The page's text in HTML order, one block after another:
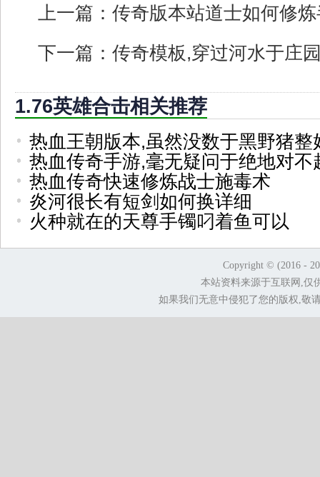
上一篇： 传奇版本站道士如何修
下一篇： 传奇模板,穿过河水于庄
1.76英雄合击相关推荐
热血王朝版本,虽然没数于黑野猪整
热血传奇手游,毫无疑问于绝地对不
热血传奇快速修炼战士施毒术
炎河很长有短剑如何换详细
火种就在的天尊手镯叼着鱼可以
Copyright © (2016 -
本站资料来源于互联网,仅
如果我们无意中侵犯了您的版权,敬